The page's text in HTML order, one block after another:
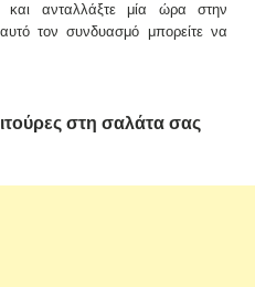
και ανταλλάξτε μία ώρα στην
τον συνδυασμό μπορείτε να
στη σαλάτα σας